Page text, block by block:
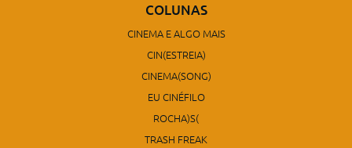
COLUNAS
CINEMA E ALGO MAIS
CIN(ESTREIA)
CINEMA(SONG)
EU CINÉFILO
ROCHA)S(
TRASH FREAK